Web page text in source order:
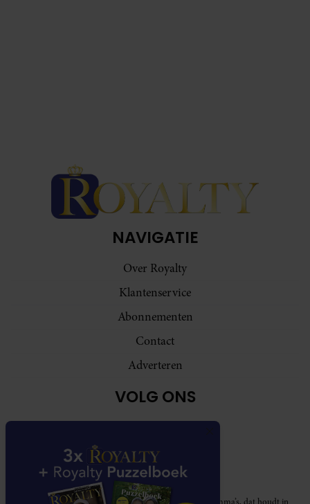
NAVIGATIE
Over Royalty
Klantenservice
Abonnementen
Contact
Adverteren
VOLG ONS